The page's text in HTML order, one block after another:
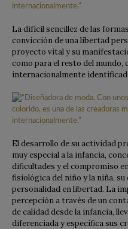
La difícil sencillez de las
convicción de una libertad
proyecto vital y su
como para el resto del
internacionalmente
El desarrollo de su actividad
muy especial a la infancia,
dificultades y el compromiso
fisiológica del niño y la niña,
personalidad en libertad. La
percepción a través de un
de calidad desde la infancia,
diferenciada y específica sus